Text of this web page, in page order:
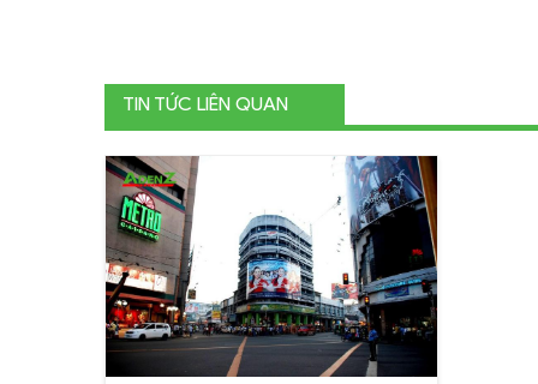
TIN TỨC LIÊN QUAN